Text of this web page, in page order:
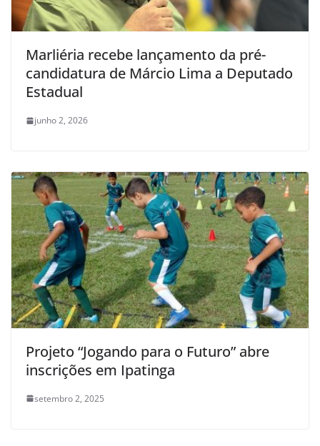
Marliéria recebe lançamento da pré-
candidatura de Márcio Lima a Deputado
Estadual
junho 2, 2026
Projeto “Jogando para o Futuro” abre
inscrições em Ipatinga
setembro 2, 2025